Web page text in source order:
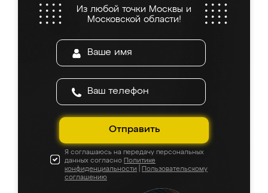
Из любой точки Москвы и
Московской области!
Отправить
Я соглашаюсь на передачу персональных
данных согласно Политике
конфиденциальности
Пользовательскому
соглашению